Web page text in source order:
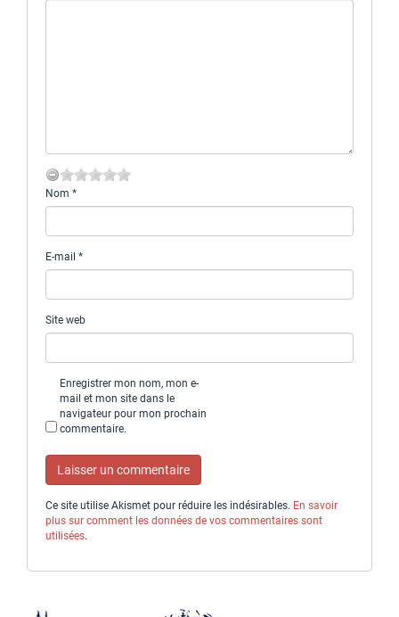
Nom *
E-mail *
Site web
Enregistrer mon nom, mon e-
mail et mon site dans le
navigateur pour mon prochain
commentaire.
Ce site utilise Akismet pour réduire les indésirables. En savoir
plus sur comment les données de vos commentaires sont
utilisées.